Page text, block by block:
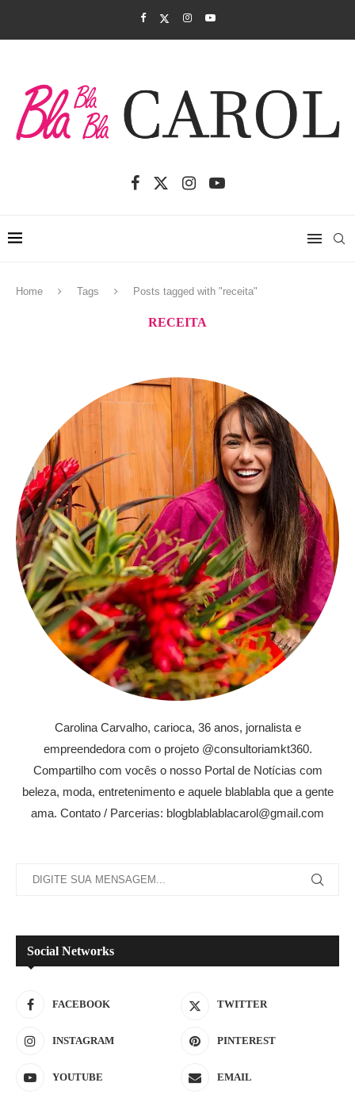
Home Tags Posts tagged with "receita"
RECEITA
Carolina Carvalho, carioca, 36 anos, jornalista e
empreendedora com o projeto @consultoriamkt360.
Compartilho com vocês o nosso Portal de Notícias com
beleza, moda, entretenimento e aquele blablabla que a gente
ama. Contato / Parcerias: blogblablablacarol@gmail.com
Social Networks
FACEBOOK TWITTER
INSTAGRAM PINTEREST
YOUTUBE EMAIL